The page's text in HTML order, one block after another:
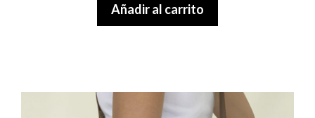
o
5
Añadir al carrito